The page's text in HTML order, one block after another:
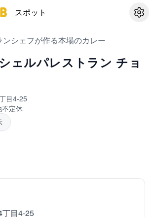
スポット 設定
シェフが作る本場のカレー
ェルパレストラン チョ
目4-25
不定休
丁目4-25